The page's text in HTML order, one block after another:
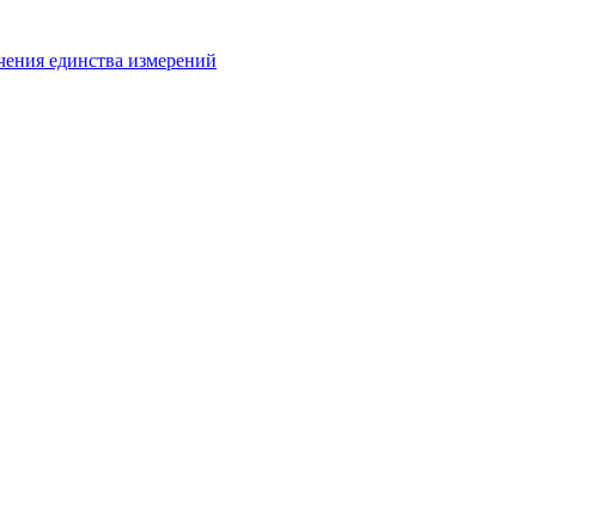
единства измерений